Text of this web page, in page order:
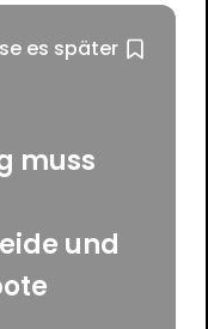
es später
muss
und